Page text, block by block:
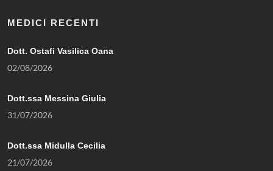
MEDICI RECENTI
Dott. Ostafi Vasilica Oana
02/08/2026
Dott.ssa Messina Giulia
31/07/2026
Dott.ssa Midulla Cecilia
21/07/2026